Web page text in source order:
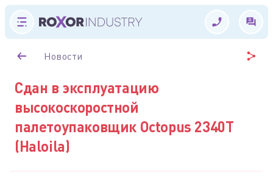
Новости
Сдан в эксплуатацию
высокоскоростной
палетоупаковщик Octopus 2340Т
(Haloila)